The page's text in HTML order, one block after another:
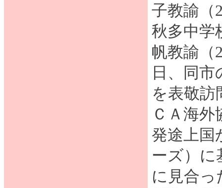
子教諭（
秋多中学
帆教諭（
日、同市
を表敬訪
ＣＡ海外
発途上国
ーズ）に
に見合っ